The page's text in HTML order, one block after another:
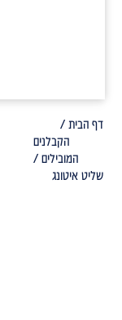
דף הבית /
הקבלנים
המובילים /
שליט איטונג